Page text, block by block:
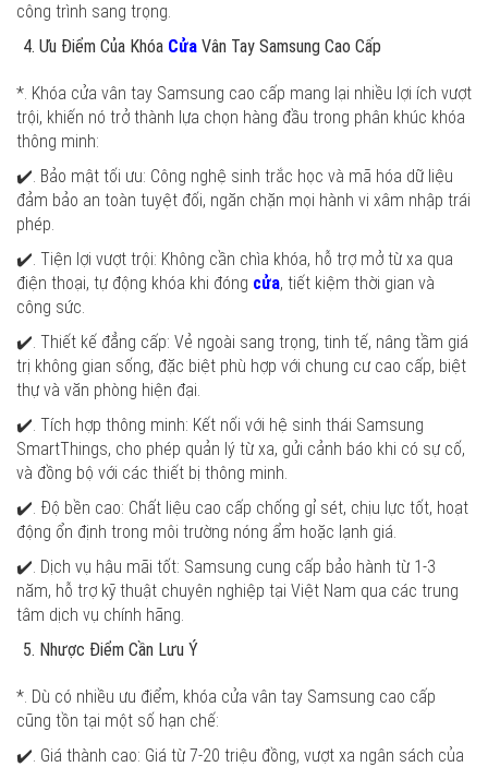
công trình sang trọng.
Ưu Điểm Của Khóa CửaVân Tay Samsung Cao Cấp
*. Khóa cửa vân tay Samsung cao cấp mang lại nhiều lợi ích vượt
trội, khiến nó trở thành lựa chọn hàng đầu trong phân khúc khóa
thông minh:
✔️. Bảo mật tối ưu: Công nghệ sinh trắc học và mã hóa dữ liệu
đảm bảo an toàn tuyệt đối, ngăn chặn mọi hành vi xâm nhập trái
phép.
✔️. Tiện lợi vượt trội: Không cần chìa khóa, hỗ trợ mở từ xa qua
điện thoại, tự động khóa khi đóng cửa, tiết kiệm thời gian và
công sức.
✔️. Thiết kế đẳng cấp: Vẻ ngoài sang trọng, tinh tế, nâng tầm giá
trị không gian sống, đặc biệt phù hợp với chung cư cao cấp, biệt
thự và văn phòng hiện đại.
✔️. Tích hợp thông minh: Kết nối với hệ sinh thái Samsung
SmartThings, cho phép quản lý từ xa, gửi cảnh báo khi có sự cố,
và đồng bộ với các thiết bị thông minh.
✔️. Độ bền cao: Chất liệu cao cấp chống gỉ sét, chịu lực tốt, hoạt
động ổn định trong môi trường nóng ẩm hoặc lạnh giá.
✔️. Dịch vụ hậu mãi tốt: Samsung cung cấp bảo hành từ 1-3
năm, hỗ trợ kỹ thuật chuyên nghiệp tại Việt Nam qua các trung
tâm dịch vụ chính hãng.
Nhược Điểm Cần Lưu Ý
*. Dù có nhiều ưu điểm, khóa cửa vân tay Samsung cao cấp
cũng tồn tại một số hạn chế:
✔️. Giá thành cao: Giá từ 7-20 triệu đồng, vượt xa ngân sách của